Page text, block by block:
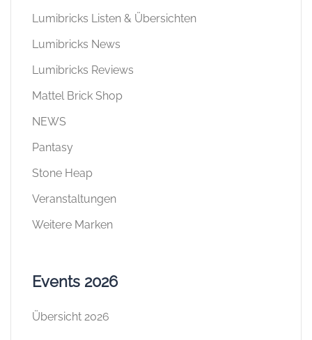
Lumibricks Listen & Übersichten
Lumibricks News
Lumibricks Reviews
Mattel Brick Shop
NEWS
Pantasy
Stone Heap
Veranstaltungen
Weitere Marken
Events 2026
Übersicht 2026